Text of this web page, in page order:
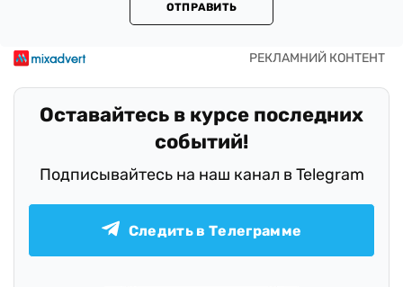
ОТПРАВИТЬ
Оставайтесь в курсе последних
событий!
Подписывайтесь на наш канал в Telegram
Следить в Телеграмме